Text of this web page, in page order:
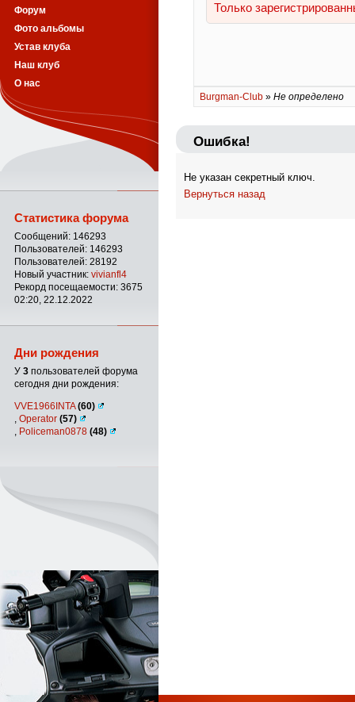
Burgman-Club » Не определено
Ошибка!
Не указан секретный ключ.
Вернуться назад
Форум
Фото альбомы
Устав клуба
Наш клуб
О нас
Статистика форума
Сообщений: 146293
Пользователей: 146293
Пользователей: 28192
Новый участник: vivianfl4
Рекорд посещаемости: 3675
02:20, 22.12.2022
Дни рождения
У 3 пользователей форума
сегодня дни рождения:
VVE1966INTA(60)
Operator (57)
Policeman0878 (48)